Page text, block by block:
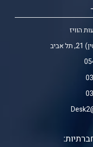
הוויז